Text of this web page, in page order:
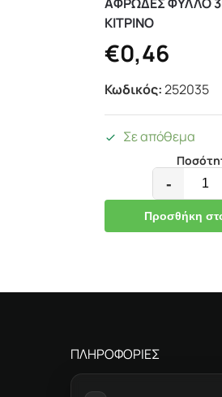
ΚΙΤΡΙΝΟ
€0,46
Κωδικός:252035
Σε απόθεμα
-
Προσθήκη
ΠΛΗΡΟΦΟΡΙΕΣ